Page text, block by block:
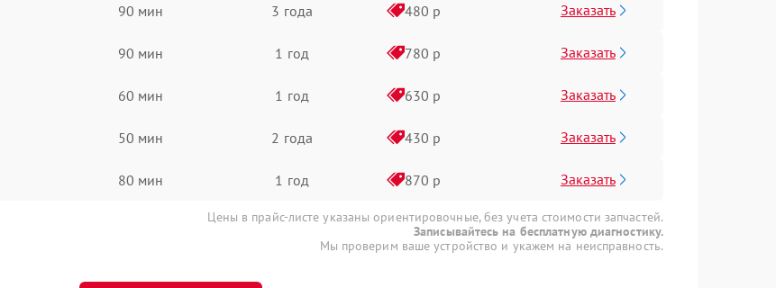
90 мин 3 года 480 р Заказать
90 мин 1 год 780 р Заказать
60 мин 1 год 630 р Заказать
50 мин 2 года 430 р Заказать
80 мин 1 год 870 р Заказать
Цены в прайс-листе указаны ориентировочные, без учета стоимости запчастей.
Записывайтесь на бесплатную диагностику.
Мы проверим ваше устройство и укажем на неисправность.